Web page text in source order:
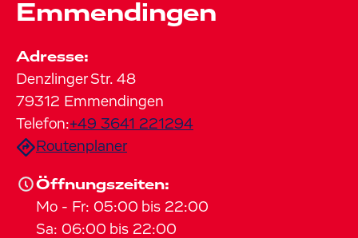
Emmendingen
Adresse:
Denzlinger Str. 48
79312 Emmendingen
Telefon:+49 3641 221294
Routenplaner
Öffnungszeiten:
Mo - Fr: 05:00 bis 22:00
Sa: 06:00 bis 22:00